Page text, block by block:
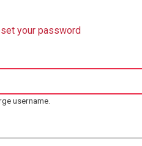
your password
username.